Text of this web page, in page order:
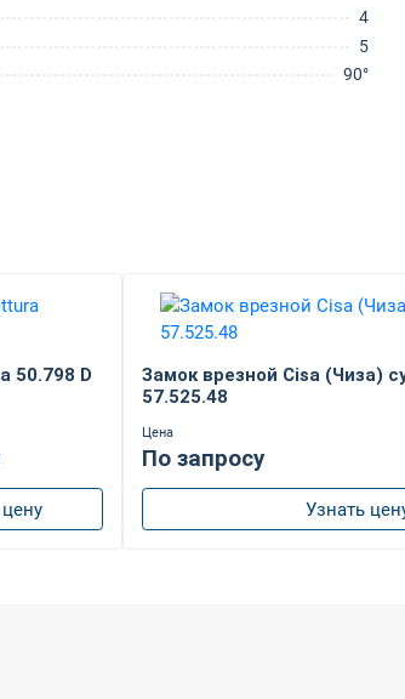
4
5
90°
50.798 D
Замок врезной Cisa (Чиза)
57.525.48
Цена
По запросу
Узнать